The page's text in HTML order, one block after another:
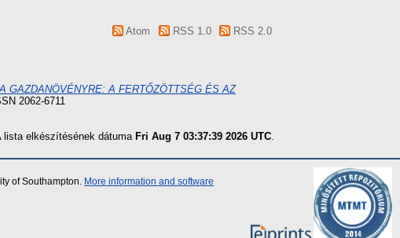
Atom RSS 1.0 RSS 2.0
GAZDANÖVÉNYRE: A FERTŐZÖTTSÉG ÉS AZ
2062-6711
lista elkészítésének dátuma Fri Aug 7 03:37:39 2026 UTC
of Southampton.
More information and software